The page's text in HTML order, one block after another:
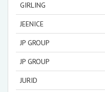
GIRLING
JEENICE
JP GROUP
JP GROUP
JURID